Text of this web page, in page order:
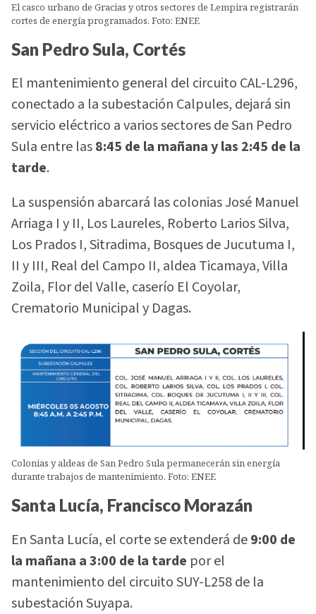
El casco urbano de Gracias y otros sectores de Lempira registrarán
cortes de energía programados. Foto: ENEE
San Pedro Sula, Cortés
El mantenimiento general del circuito CAL-L296,
conectado a la subestación Calpules, dejará sin
servicio eléctrico a varios sectores de San Pedro
Sula entre las8:45 de la mañana y las 2:45 de la
tarde.
La suspensión abarcará las colonias José Manuel
Arriaga I y II, Los Laureles, Roberto Larios Silva,
Los Prados I, Sitradima, Bosques de Jucutuma I,
II y III, Real del Campo II, aldea Ticamaya, Villa
Zoila, Flor del Valle, caserío El Coyolar,
Crematorio Municipal y Dagas.
Colonias y aldeas de San Pedro Sula permanecerán sin energía
durante trabajos de mantenimiento. Foto: ENEE
Santa Lucía, Francisco Morazán
En Santa Lucía, el corte se extenderá de9:00 de
la mañana a 3:00 de la tarde por el
mantenimiento del circuito SUY-L258 de la
subestación Suyapa.